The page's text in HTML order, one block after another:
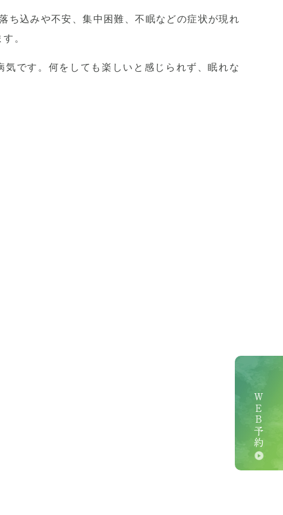
ＷＥＢ予約
ち込みや不安、集中困難、不眠などの症状が現れ
。
です。何をしても楽しいと感じられず、眠れな